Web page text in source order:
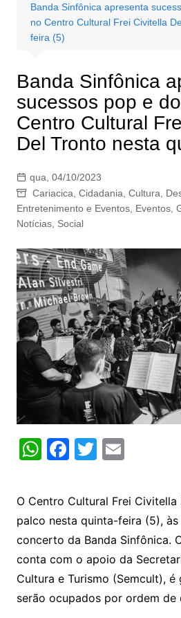
Banda Sinfônica apresenta
no Centro Cultural Frei Civitella
feira (5)
Banda Sinfônica
sucessos pop e
Centro Cultural
Del Tronto nesta
qua, 04/10/2023
Cariacica Cidadania Cultura
Entretenimento e Eventos, Eventos,
Notícias, Social
W
at
s
A
p
p
F
c
e
b
o
o
k
T
itt
er
E
ai
l
O Centro Cultural Frei
palco nesta quinta-feira (5),
concerto da Banda Sinfônica.
conta com o apoio da
Cultura e Turismo (Semcult),
serão ocupados por ordem de